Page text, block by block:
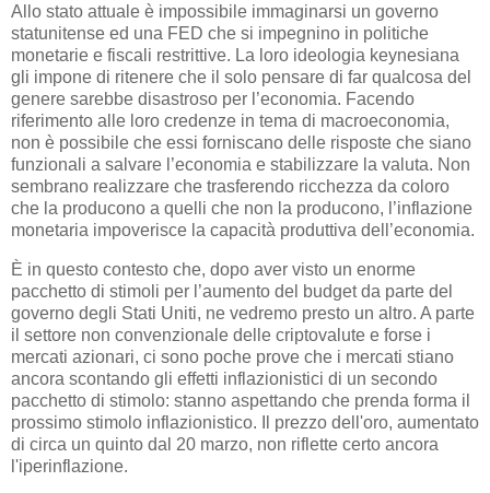
Allo stato attuale è impossibile immaginarsi un governo
statunitense ed una FED che si impegnino in politiche
monetarie e fiscali restrittive. La loro ideologia keynesiana
gli impone di ritenere che il solo pensare di far qualcosa del
genere sarebbe disastroso per l’economia. Facendo
riferimento alle loro credenze in tema di macroeconomia,
non è possibile che essi forniscano delle risposte che siano
funzionali a salvare l’economia e stabilizzare la valuta. Non
sembrano realizzare che trasferendo ricchezza da coloro
che la producono a quelli che non la producono, l’inflazione
monetaria impoverisce la capacità produttiva dell’economia.
È in questo contesto che, dopo aver visto un enorme
pacchetto di stimoli per l’aumento del budget da parte del
governo degli Stati Uniti, ne vedremo presto un altro. A parte
il settore non convenzionale delle criptovalute e forse i
mercati azionari, ci sono poche prove che i mercati stiano
ancora scontando gli effetti inflazionistici di un secondo
pacchetto di stimolo: stanno aspettando che prenda forma il
prossimo stimolo inflazionistico. Il prezzo dell'oro, aumentato
di circa un quinto dal 20 marzo, non riflette certo ancora
l'iperinflazione.